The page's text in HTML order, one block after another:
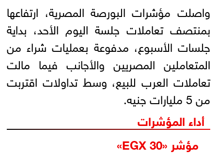
واصلت مؤشرات البورصة المصرية، ارتفاعها
بمنتصف تعاملات جلسة اليوم الأحد، بداية
جلسات الأسبوع، مدفوعة بعمليات شراء من
المتعاملين المصريين والأجانب فيما مالت
تعاملات العرب للبيع، وسط تداولات اقتربت
من 5 مليارات جنيه.
أداء المؤشرات
مؤشر «EGX 30»